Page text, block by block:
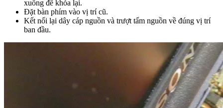
xuống để khóa lại.
Đặt bàn phím vào vị trí cũ.
Kết nối lại dây cáp nguồn và trượt tấm nguồn về đúng vị trí
ban đầu.